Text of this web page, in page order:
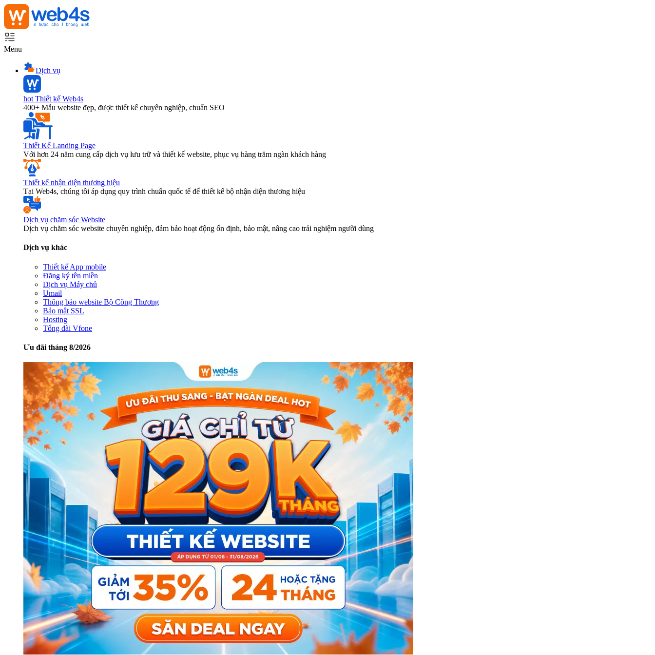
Menu
Dịch vụ
hot Thiết kế Web4s
400+ Mẫu website đẹp, được thiết kế chuyên nghiệp, chuẩn SEO
Thiết Kế Landing Page
Với hơn 24 năm cung cấp dịch vụ lưu trữ và thiết kế website, phục vụ hàng trăm ngàn khách hàng
Thiết kế nhận diện thương hiệu
Tại Web4s, chúng tôi áp dụng quy trình chuẩn quốc tế để thiết kế bộ nhận diện thương hiệu
Dịch vụ chăm sóc Website
Dịch vụ chăm sóc website chuyên nghiệp, đảm bảo hoạt động ổn định, bảo mật, nâng cao trải nghiệm người dùng
Dịch vụ khác
Thiết kế App mobile
Đăng ký tên miền
Dịch vụ Máy chủ
Umail
Thông báo website Bộ Công Thương
Bảo mật SSL
Hosting
Tổng đài Vfone
Ưu đãi tháng 8/2026